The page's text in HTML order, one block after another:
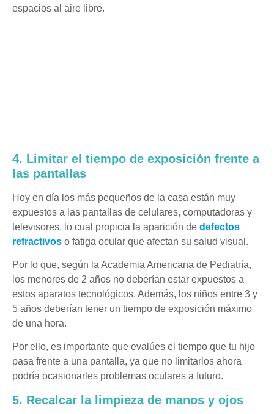
espacios al aire libre.
4. Limitar el tiempo de exposición frente a
las pantallas
Hoy en día los más pequeños de la casa están muy
expuestos a las pantallas de celulares, computadoras y
televisores, lo cual propicia la aparición de defectos
refractivos o fatiga ocular que afectan su salud visual.
Por lo que, según la Academia Americana de Pediatría,
los menores de 2 años no deberían estar expuestos a
estos aparatos tecnológicos. Además, los niños entre 3 y
5 años deberían tener un tiempo de exposición máximo
de una hora.
Por ello, es importante que evalúes el tiempo que tu hijo
pasa frente a una pantalla, ya que no limitarlos ahora
podría ocasionarles problemas oculares a futuro.
5. Recalcar la limpieza de manos y ojos